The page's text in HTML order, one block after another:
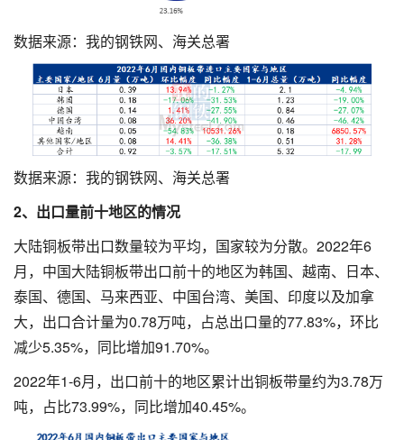
数据来源：我的钢铁网、海关总署
数据来源：我的钢铁网、海关总署
2、出口量前十地区的情况
大陆铜板带出口数量较为平均，国家较为分散。2022年6
月，中国大陆铜板带出口前十的地区为韩国、越南、日本、
泰国、德国、马来西亚、中国台湾、美国、印度以及加拿
大，出口合计量为0.78万吨，占总出口量的77.83%，环比
减少5.35%，同比增加91.70%。
2022年1-6月，出口前十的地区累计出铜板带量约为3.78万
吨，占比73.99%，同比增加40.45%。